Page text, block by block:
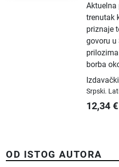
trenutak
priznaje
govoru u
borba
Srpski.
12,34 €
OD ISTOG AUTORA